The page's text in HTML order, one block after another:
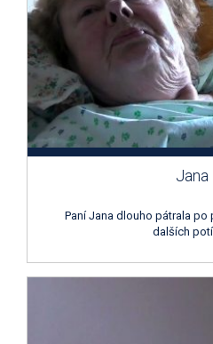
Jana
Paní Jana dlouho pátrala po
dalších